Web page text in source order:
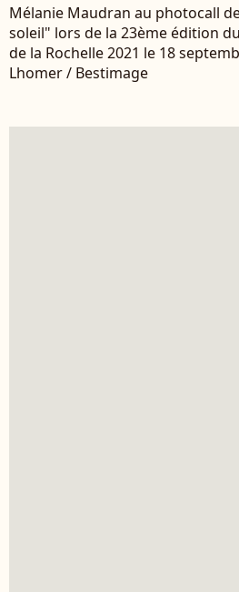
Mélanie Maudran au photocall
soleil" lors de la 23ème édition
de la Rochelle 2021 le 18
Lhomer / Bestimage